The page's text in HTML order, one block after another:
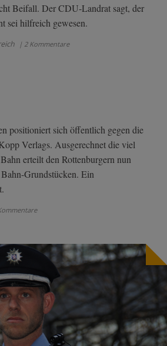
Beifall. Der CDU-Landrat sagt, der
sei hilfreich gewesen.
| 2 Kommentare
positioniert sich öffentlich gegen die
Verlags. Ausgerechnet die viel
erteilt den Rottenburgern nun
Grundstücken. Ein